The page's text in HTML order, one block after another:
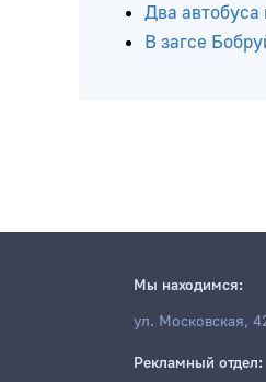
Два
В загсе
Мы находимся:
ул. Московская,
Рекламный отдел: